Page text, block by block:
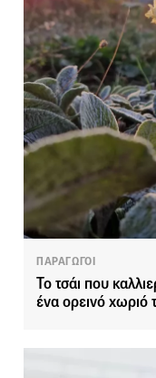
ΠΑΡΑΓΩΓΟΙ
Το τσάι που
ένα ορεινό χωριό